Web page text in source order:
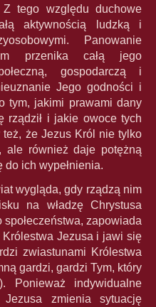
tego względu duchowe
aktywnością ludzką i
Panowanie
przenika całą jego
gospodarczą i
Jego godności i
tym, jakimi prawami dany
rządził i jakie owoce tych
też, że Jezus Król nie tylko
ale również daje potężną
do ich wypełnienia.
wygląda, gdy rządzą nim
na władzę Chrystusa
zapowiada
Królestwa Jezusa i jawi się
zwiastunami Królestwa
gardzi, gardzi Tym, który
Ponieważ indywidualne
Jezusa zmienia sytuację